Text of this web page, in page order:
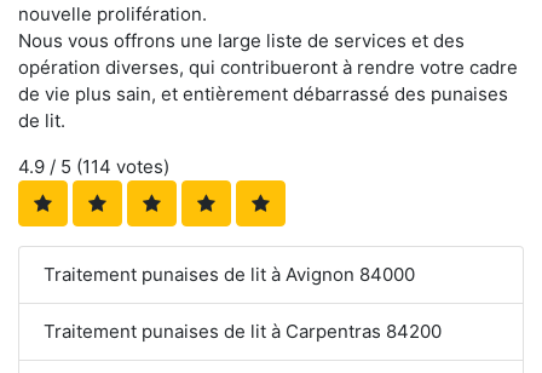
nouvelle prolifération.
Nous vous offrons une large liste de services et des
opération diverses, qui contribueront à rendre votre cadre
de vie plus sain, et entièrement débarrassé des punaises
de lit.
4.9 / 5 (114 votes)
Traitement punaises de lit à Avignon 84000
Traitement punaises de lit à Carpentras 84200